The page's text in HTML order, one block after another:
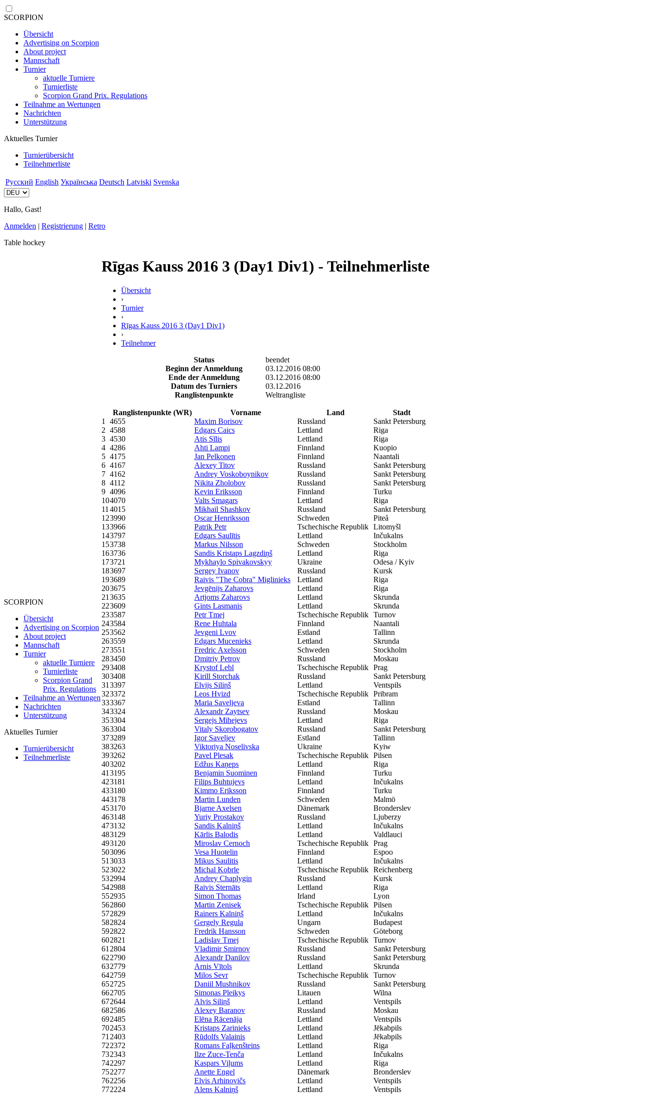
SCORPION
Übersicht
Advertising on Scorpion
About project
Mannschaft
Turnier
aktuelle Turniere
Turnierliste
Scorpion Grand Prix. Regulations
Teilnahme an Wertungen
Nachrichten
Unterstützung
Aktuelles Turnier
Turnierübersicht
Teilnehmerliste
Русский English Українська Deutsch Latviski Svenska
Hallo, Gast!
Anmelden | Registrierung | Retro
Table hockey
SCORPION
Übersicht
Advertising on Scorpion
About project
Mannschaft
Turnier
aktuelle Turniere
Turnierliste
Scorpion Grand
Prix. Regulations
Teilnahme an Wertungen
Nachrichten
Unterstützung
Aktuelles Turnier
Turnierübersicht
Teilnehmerliste
Rīgas Kauss 2016 3 (Day1 Div1) - Teilnehmerliste
Übersicht
›
Turnier
›
Rīgas Kauss 2016 3 (Day1 Div1)
›
Teilnehmer
Status
beendet
Beginn der Anmeldung
03.12.2016 08:00
Ende der Anmeldung
03.12.2016 08:00
Datum des Turniers
03.12.2016
Ranglistenpunkte
Weltrangliste
Ranglistenpunkte (WR) Vorname Land
Stadt
1
4655 Maxim Borisov Russland
Sankt Petersburg
2 4588 Edgars Caics Lettland
Riga
3 4530 Atis Sīlis Lettland
Riga
4 4286 Ahti Lampi Finnland
Kuopio
5 4175 Jan Pelkonen Finnland
Naantali
6 4167 Alexey Titov Russland
Sankt Petersburg
7 4162 Andrey Voskoboynikov Russland
Sankt Petersburg
8 4112 Nikita Zholobov Russland
Sankt Petersburg
9 4096 Kevin Eriksson Finnland
Turku
104070 Valts Smagars Lettland
Riga
11 4015 Mikhail Shashkov Russland
Sankt Petersburg
123990 Oscar Henriksson Schweden
Piteå
133966 Patrik Petr Tschechische Republik Litomyšl
143797 Edgars Saulītis Lettland
Inčukalns
153738 Markus Nilsson Schweden
Stockholm
163736 Sandis Kristaps Lagzdiņš Lettland
Riga
173721 Mykhaylo Spivakovskyy Ukraine
Odesa / Kyiv
183697 Sergey Ivanov Russland
Kursk
193689 Raivis "The Cobra" Miglinieks Lettland
Riga
203675 Jevgēnijs Zaharovs Lettland
Riga
21 3635 Artjoms Zaharovs Lettland
Skrunda
223609 Gints Lasmanis Lettland
Skrunda
233587 Petr Tmej Tschechische Republik Turnov
243584 Rene Huhtala Finnland
Naantali
253562 Jevgeni Lvov Estland
Tallinn
263559 Edgars Mucenieks Lettland
Skrunda
273551 Fredric Axelsson Schweden
Stockholm
283450 Dmitriy Petrov Russland
Moskau
293408 Krystof Lebl Tschechische Republik Prag
303408 Kirill Storchak Russland
Sankt Petersburg
31 3397 Elvijs Siliņš Lettland
Ventspils
323372 Leos Hvizd Tschechische Republik Pribram
333367 Maria Saveljeva Estland
Tallinn
343324 Alexandr Zaytsev Russland
Moskau
353304 Sergejs Mihejevs Lettland
Riga
363304 Vitaly Skorobogatov Russland
Sankt Petersburg
373289 Igor Saveljev Estland
Tallinn
383263 Viktoriya Noselivska Ukraine
Kyiw
393262 Pavel Plesak Tschechische Republik Pilsen
403202 Edžus Kaņeps Lettland
Riga
41 3195 Benjamin Suominen Finnland
Turku
423181 Filips Buhtujevs Lettland
Inčukalns
433180 Kimmo Eriksson Finnland
Turku
443178 Martin Lunden Schweden
Malmö
453170 Bjarne Axelsen Dänemark
Bronderslev
463148 Yuriy Prostakov Russland
Ljuberzy
473132 Sandis Kalniņš Lettland
Inčukalns
483129 Kārlis Balodis Lettland
Valdlauci
493120 Miroslav Cernoch Tschechische Republik Prag
503096 Vesa Huotelin Finnland
Espoo
51 3033 Mikus Saulitis Lettland
Inčukalns
523022 Michal Kobrle Tschechische Republik Reichenberg
532994 Andrey Chaplygin Russland
Kursk
542988 Raivis Sternāts Lettland
Riga
552935 Simon Thomas Irland
Lyon
562860 Martin Zenisek Tschechische Republik Pilsen
572829 Rainers Kalniņš Lettland
Inčukalns
582824 Gergely Regula Ungarn
Budapest
592822 Fredrik Hansson Schweden
Göteborg
602821 Ladislav Tmej Tschechische Republik Turnov
61 2804 Vladimir Smirnov Russland
Sankt Petersburg
622790 Alexandr Danilov Russland
Sankt Petersburg
632779 Arnis Vītols Lettland
Skrunda
642759 Milos Sevr Tschechische Republik Turnov
652725 Daniil Mushnikov Russland
Sankt Petersburg
662705 Simonas Pleikys Litauen
Wilna
672644 Alvis Siliņš Lettland
Ventspils
682586 Alexey Baranov Russland
Moskau
692485 Elēna Rācenāja Lettland
Ventspils
702453 Kristaps Zarinieks Lettland
Jēkabpils
71 2403 Rūdolfs Valainis Lettland
Jēkabpils
722372 Romans Faļkenšteins Lettland
Riga
732343 Ilze Zuce-Tenča Lettland
Inčukalns
742297 Kaspars Viļums Lettland
Riga
752277 Anette Engel Dänemark
Bronderslev
762256 Elvis Arhinovičs Lettland
Ventspils
772224 Alens Kalniņš Lettland
Ventspils